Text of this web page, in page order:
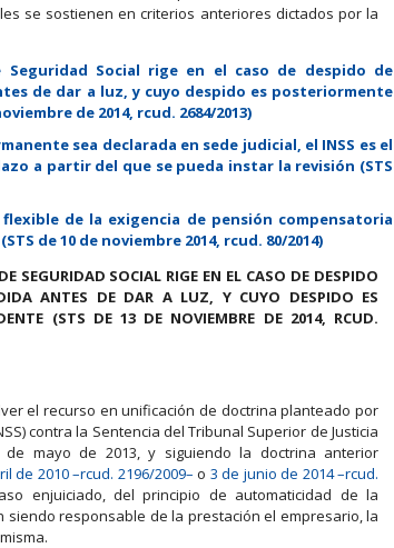
se sostienen en criterios anteriores dictados por la
Social rige en el caso de despido de
de dar a luz, y cuyo despido es posteriormente
de 2014, rcud. 2684/2013)
sea declarada en sede judicial, el INSS es el
a partir del que se pueda instar la revisión (STS
de la exigencia de pensión compensatoria
de 10 de noviembre 2014, rcud. 80/2014)
SEGURIDAD SOCIAL RIGE EN EL CASO DE DESPIDO
ANTES DE DAR A LUZ, Y CUYO DESPIDO ES
(STS DE 13 DE NOVIEMBRE DE 2014, RCUD.
el recurso en unificación de doctrina planteado por
contra la Sentencia del Tribunal Superior de Justicia
de mayo de 2013, y siguiendo la doctrina anterior
de 2010 –rcud. 2196/2009– o 3 de junio de 2014 –rcud.
enjuiciado, del principio de automaticidad de la
responsable de la prestación el empresario, la